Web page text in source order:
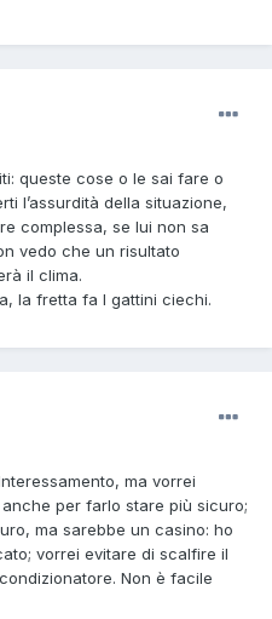
queste cose o le sai fare o
l’assurdità della situazione,
complessa, se lui non sa
vedo che un risultato
il clima.
la fretta fa l gattini ciechi.
ma vorrei
per farlo stare più sicuro;
ma sarebbe un casino: ho
vorrei evitare di scalfire il
Non è facile